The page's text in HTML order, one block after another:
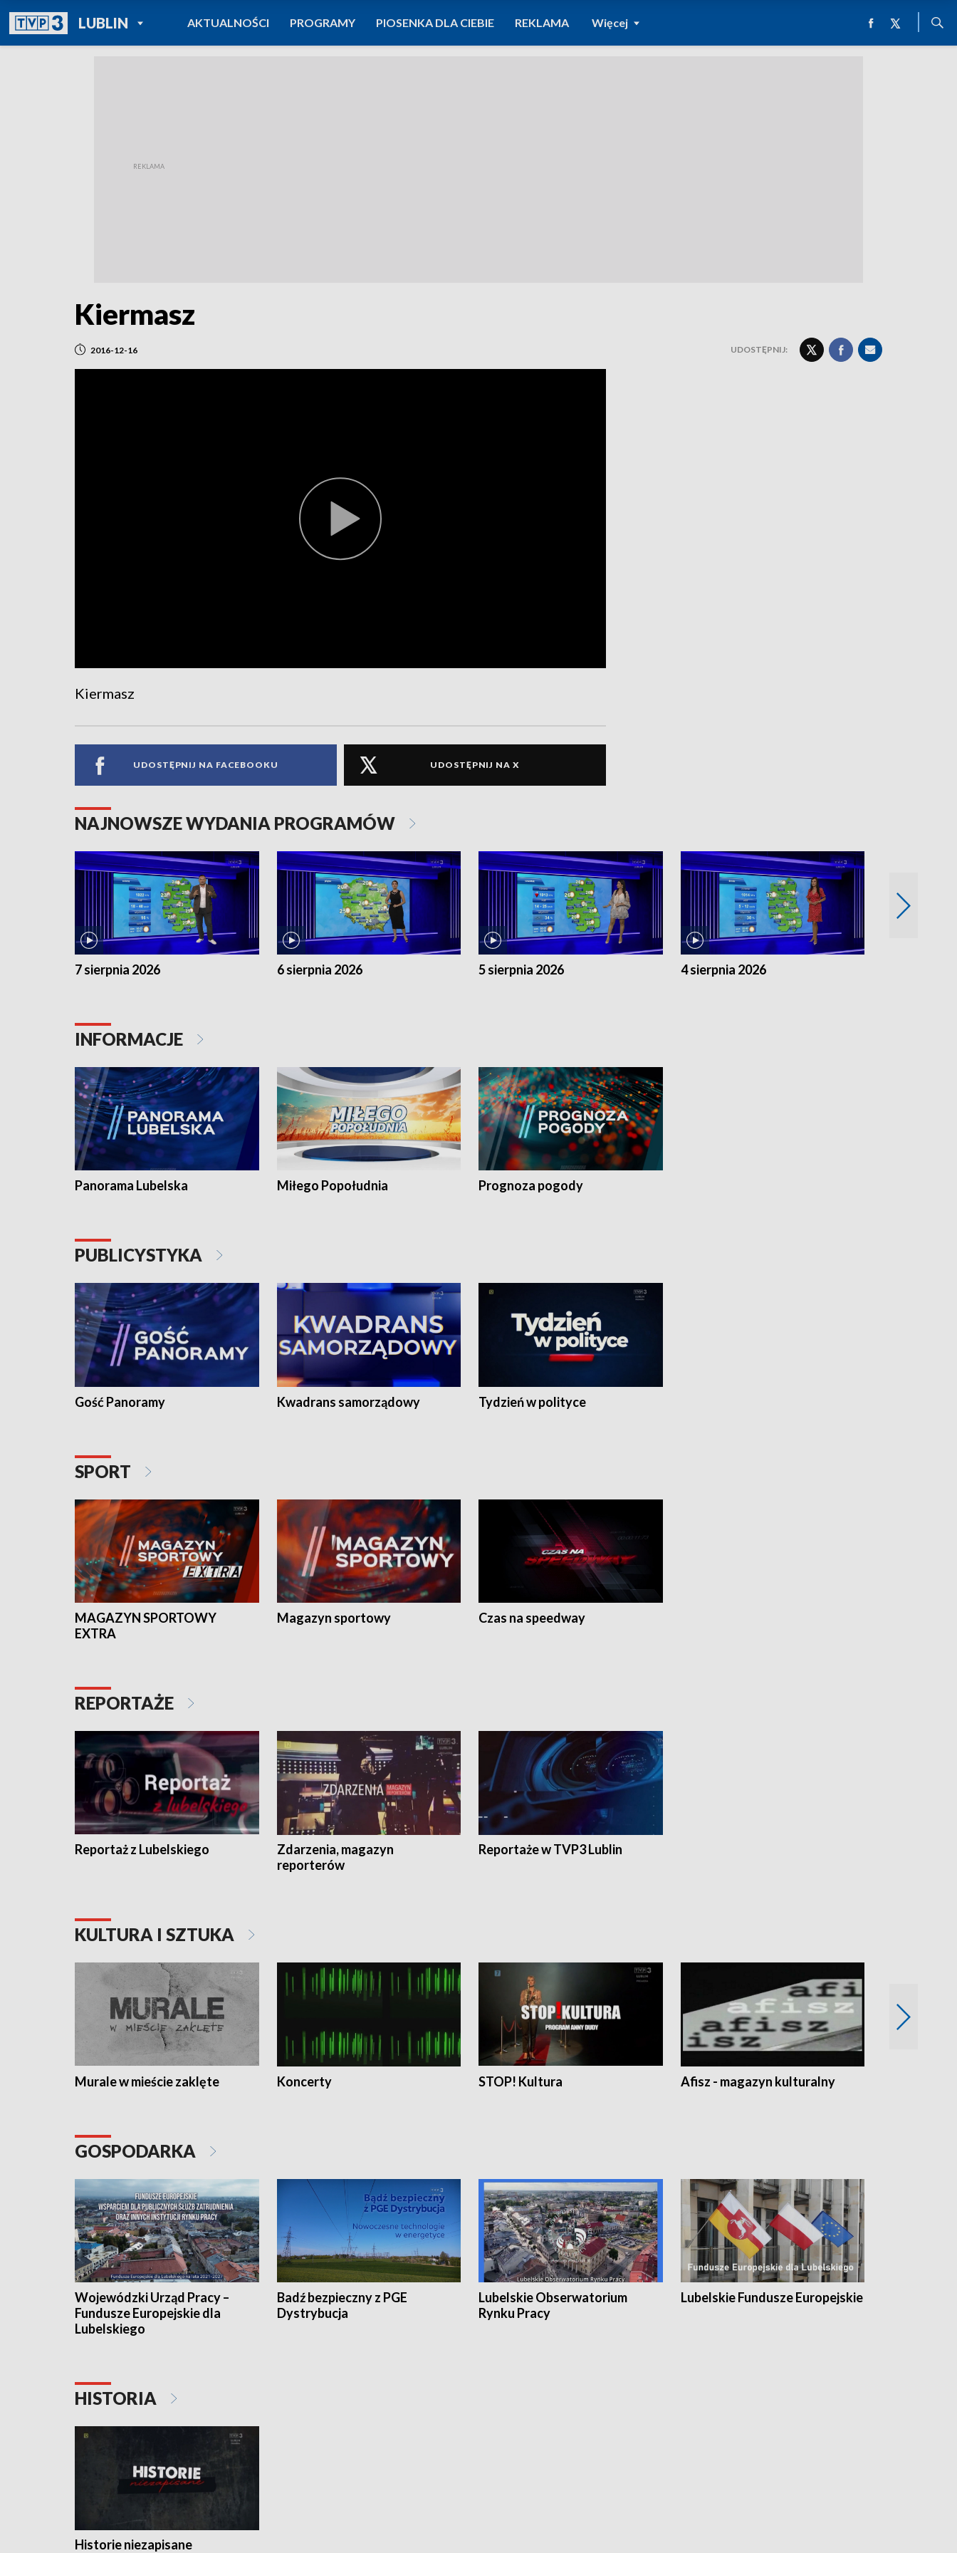
LUBLINPOWRÓT DO
TVP REGIONY
AKTUALNOŚCI PROGRAMY PIOSENKA DLA CIEBIE REKLAMA Więcej
Kiermasz
2016-12-16 UDOSTĘPNIJ:
Kiermasz
UDOSTĘPNIJ NA FACEBOOKU UDOSTĘPNIJ NA X
NAJNOWSZE WYDANIA PROGRAMÓW
7 sierpnia 2026 6 sierpnia 2026 5 sierpnia 2026 4 sierpnia 2026
INFORMACJE
Panorama Lubelska Miłego Popołudnia Prognoza pogody
PUBLICYSTYKA
Gość Panoramy Kwadrans samorządowy Tydzień w polityce
SPORT
MAGAZYN SPORTOWY
EXTRA
Magazyn sportowy Czas na speedway
REPORTAŻE
Reportaż z Lubelskiego
Zdarzenia, magazyn
reporterów
Reportaże w TVP3 Lublin
KULTURA I SZTUKA
Murale w mieście zaklęte Koncerty STOP! Kultura Afisz - magazyn kulturalny
GOSPODARKA
Wojewódzki Urząd Pracy –
Fundusze Europejskie dla
Lubelskiego
Badź bezpieczny z PGE
Dystrybucja
Lubelskie Obserwatorium
Rynku Pracy
Lubelskie Fundusze Europejskie
HISTORIA
Historie niezapisane